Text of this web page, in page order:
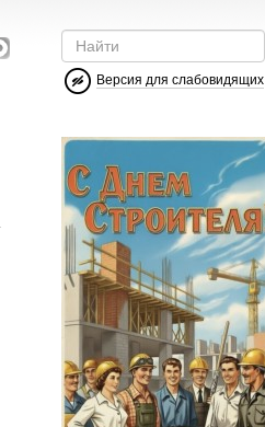
Версия для слабовидящих